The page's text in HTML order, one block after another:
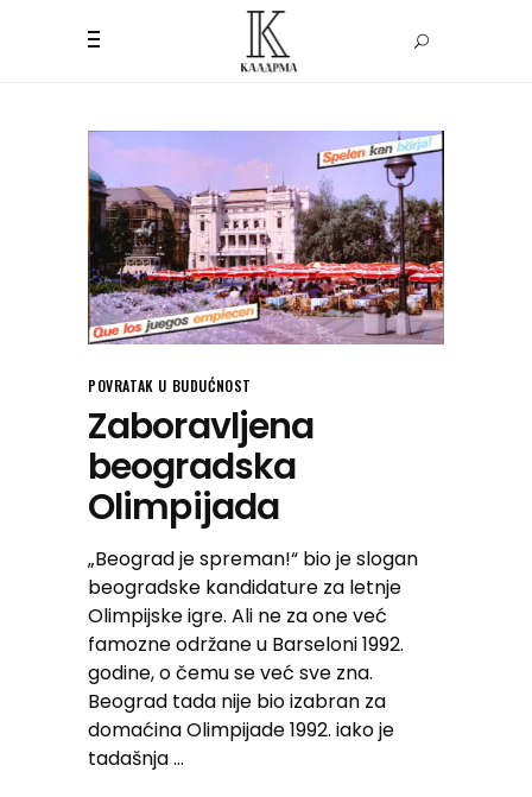
POVRATAK U BUDUĆNOST
Zaboravljena
beogradska
Olimpijada
„Beograd je spreman!“ bio je slogan
beogradske kandidature za letnje
Olimpijske igre. Ali ne za one već
famozne održane u Barseloni 1992.
godine, o čemu se već sve zna.
Beograd tada nije bio izabran za
domaćina Olimpijade 1992. iako je
tadašnja